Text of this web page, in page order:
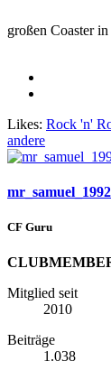
großen Coaster
Likes: Rock 'n'
andere
mr_samuel_1992
CF Guru
Mitglied seit
2010
Beiträge
1.038